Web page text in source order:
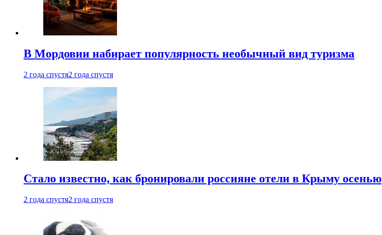
В Мордовии набирает популярность необычный вид туризма
2 года спустя2 года спустя
Стало известно, как бронировали россияне отели в Крыму осенью
2 года спустя2 года спустя